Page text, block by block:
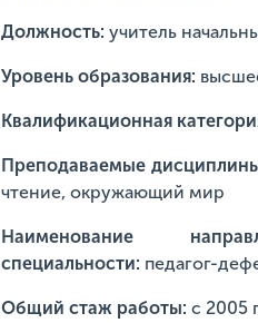
Должность: учитель
Уровень образования:
Квалификационная
Преподаваемые
чтение, окружающий мир
Наименование
специальности: педагог-
Общий стаж работы: с 2005